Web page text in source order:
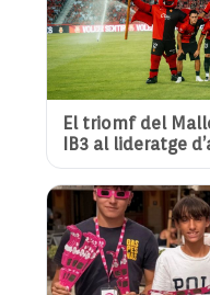
El triomf del
IB3 al lideratge